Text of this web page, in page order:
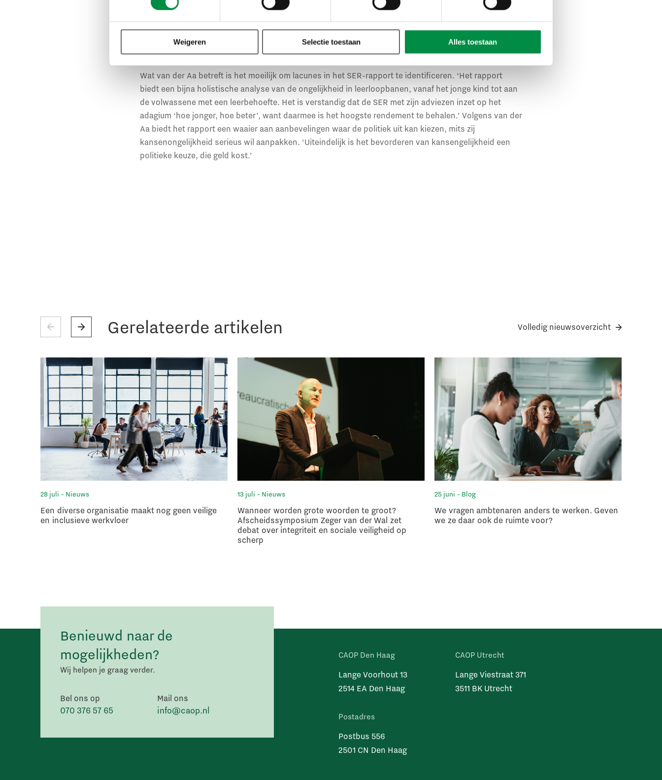
Weigeren Selectie toestaan Alles toestaan
moeten verder digitale middelen optimaal benutten en een gezonde leefstijl stimuleren. Verder moeten
jongeren en hun ouders beter voorgelicht worden over vervolgopleidingen en de arbeidsmarkt. Tot
slot moeten kansarme jongeren meer mogelijkheden krijgen om achterstanden in te halen. Zij hebben
banen nodig met ‘ontwikkelperspectief’.
Wat van der Aa betreft is het moeilijk om lacunes in het SER-rapport te identificeren. ‘Het rapport
biedt een bijna holistische analyse van de ongelijkheid in leerloopbanen, vanaf het jonge kind tot aan
de volwassene met een leerbehoefte. Het is verstandig dat de SER met zijn adviezen inzet op het
adagium ‘hoe jonger, hoe beter’, want daarmee is het hoogste rendement te behalen.’ Volgens van der
Aa biedt het rapport een waaier aan aanbevelingen waar de politiek uit kan kiezen, mits zij
kansenongelijkheid serieus wil aanpakken. ‘Uiteindelijk is het bevorderen van kansengelijkheid een
politieke keuze, die geld kost.’
Gerelateerde artikelen Volledig nieuwsoverzicht
28 juli - Nieuws
Een diverse organisatie maakt nog geen veilige
en inclusieve werkvloer
13 juli - Nieuws
Wanneer worden grote woorden te groot?
Afscheidssymposium Zeger van der Wal zet
debat over integriteit en sociale veiligheid op
scherp
25 juni - Blog
We vragen ambtenaren anders te werken. Geven
we ze daar ook de ruimte voor?
Benieuwd naar de
mogelijkheden?
Wij helpen je graag verder.
Bel ons op
070 376 57 65
Mail ons
info@caop.nl
CAOP Den Haag
Lange Voorhout 13
2514 EA Den Haag
CAOP Utrecht
Lange Viestraat 371
3511 BK Utrecht
Postadres
Postbus 556
2501 CN Den Haag